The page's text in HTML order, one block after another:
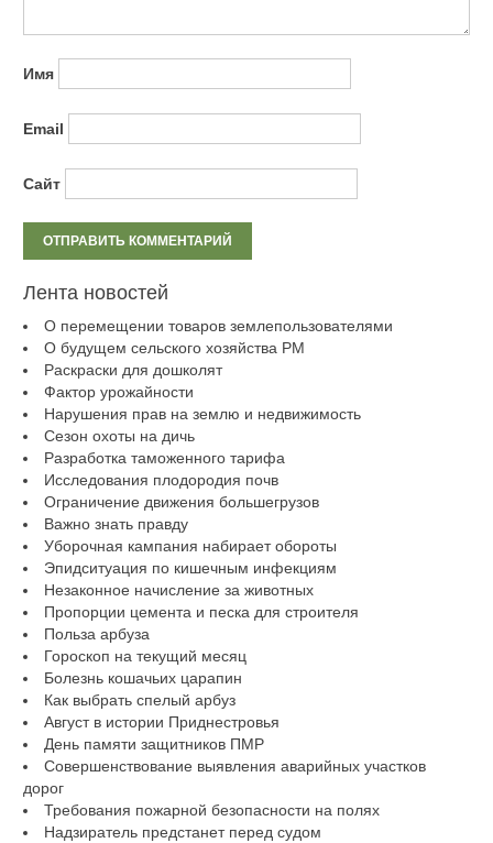
Имя
Email
Сайт
Лента новостей
О перемещении товаров землепользователями
О будущем сельского хозяйства РМ
Раскраски для дошколят
Фактор урожайности
Нарушения прав на землю и недвижимость
Сезон охоты на дичь
Разработка таможенного тарифа
Исследования плодородия почв
Ограничение движения большегрузов
Важно знать правду
Уборочная кампания набирает обороты
Эпидситуация по кишечным инфекциям
Незаконное начисление за животных
Пропорции цемента и песка для строителя
Польза арбуза
Гороскоп на текущий месяц
Болезнь кошачьих царапин
Как выбрать спелый арбуз
Август в истории Приднестровья
День памяти защитников ПМР
Совершенствование выявления аварийных участков
дорог
Требования пожарной безопасности на полях
Надзиратель предстанет перед судом